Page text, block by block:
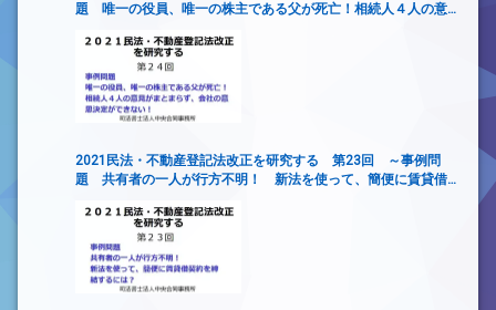
題 唯一の役員、唯一の株主である父が死亡！相続人４人の意
2021民法・不動産登記法改正を研究する 第23回 ～事例問
題 共有者の一人が行方不明！ 新法を使って、簡便に賃貸借